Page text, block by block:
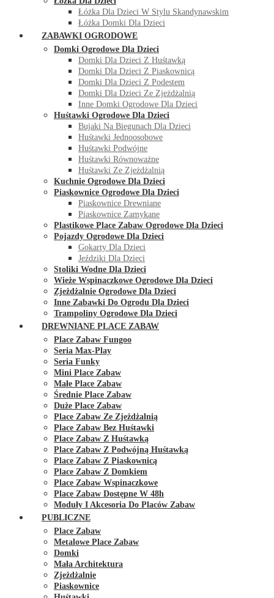
Łóżka Dla Dzieci W Stylu Skandynawskim
Łóżka Domki Dla Dzieci
ZABAWKI OGRODOWE
Domki Ogrodowe Dla Dzieci
Domki Dla Dzieci Z Huśtawką
Domki Dla Dzieci Z Piaskownicą
Domki Dla Dzieci Z Podestem
Domki Dla Dzieci Ze Zjeżdżalnią
Inne Domki Ogrodowe Dla Dzieci
Huśtawki Ogrodowe Dla Dzieci
Bujaki Na Biegunach Dla Dzieci
Huśtawki Jednoosobowe
Huśtawki Podwójne
Huśtawki Równoważne
Huśtawki Ze Zjeżdżalnią
Kuchnie Ogrodowe Dla Dzieci
Piaskownice Ogrodowe Dla Dzieci
Piaskownice Drewniane
Piaskownice Zamykane
Plastikowe Place Zabaw Ogrodowe Dla Dzieci
Pojazdy Ogrodowe Dla Dzieci
Gokarty Dla Dzieci
Jeździki Dla Dzieci
Stoliki Wodne Dla Dzieci
Wieże Wspinaczkowe Ogrodowe Dla Dzieci
Zjeżdżalnie Ogrodowe Dla Dzieci
Inne Zabawki Do Ogrodu Dla Dzieci
Trampoliny Ogrodowe Dla Dzieci
DREWNIANE PLACE ZABAW
Place Zabaw Fungoo
Seria Max-Play
Seria Funky
Mini Place Zabaw
Małe Place Zabaw
Średnie Place Zabaw
Duże Place Zabaw
Place Zabaw Ze Zjeżdżalnią
Place Zabaw Bez Huśtawki
Place Zabaw Z Huśtawką
Place Zabaw Z Podwójną Huśtawką
Place Zabaw Z Piaskownicą
Place Zabaw Z Domkiem
Place Zabaw Wspinaczkowe
Place Zabaw Dostępne W 48h
Moduły I Akcesoria Do Placów Zabaw
PUBLICZNE
Place Zabaw
Metalowe Place Zabaw
Domki
Mała Architektura
Zjeżdżalnie
Piaskownice